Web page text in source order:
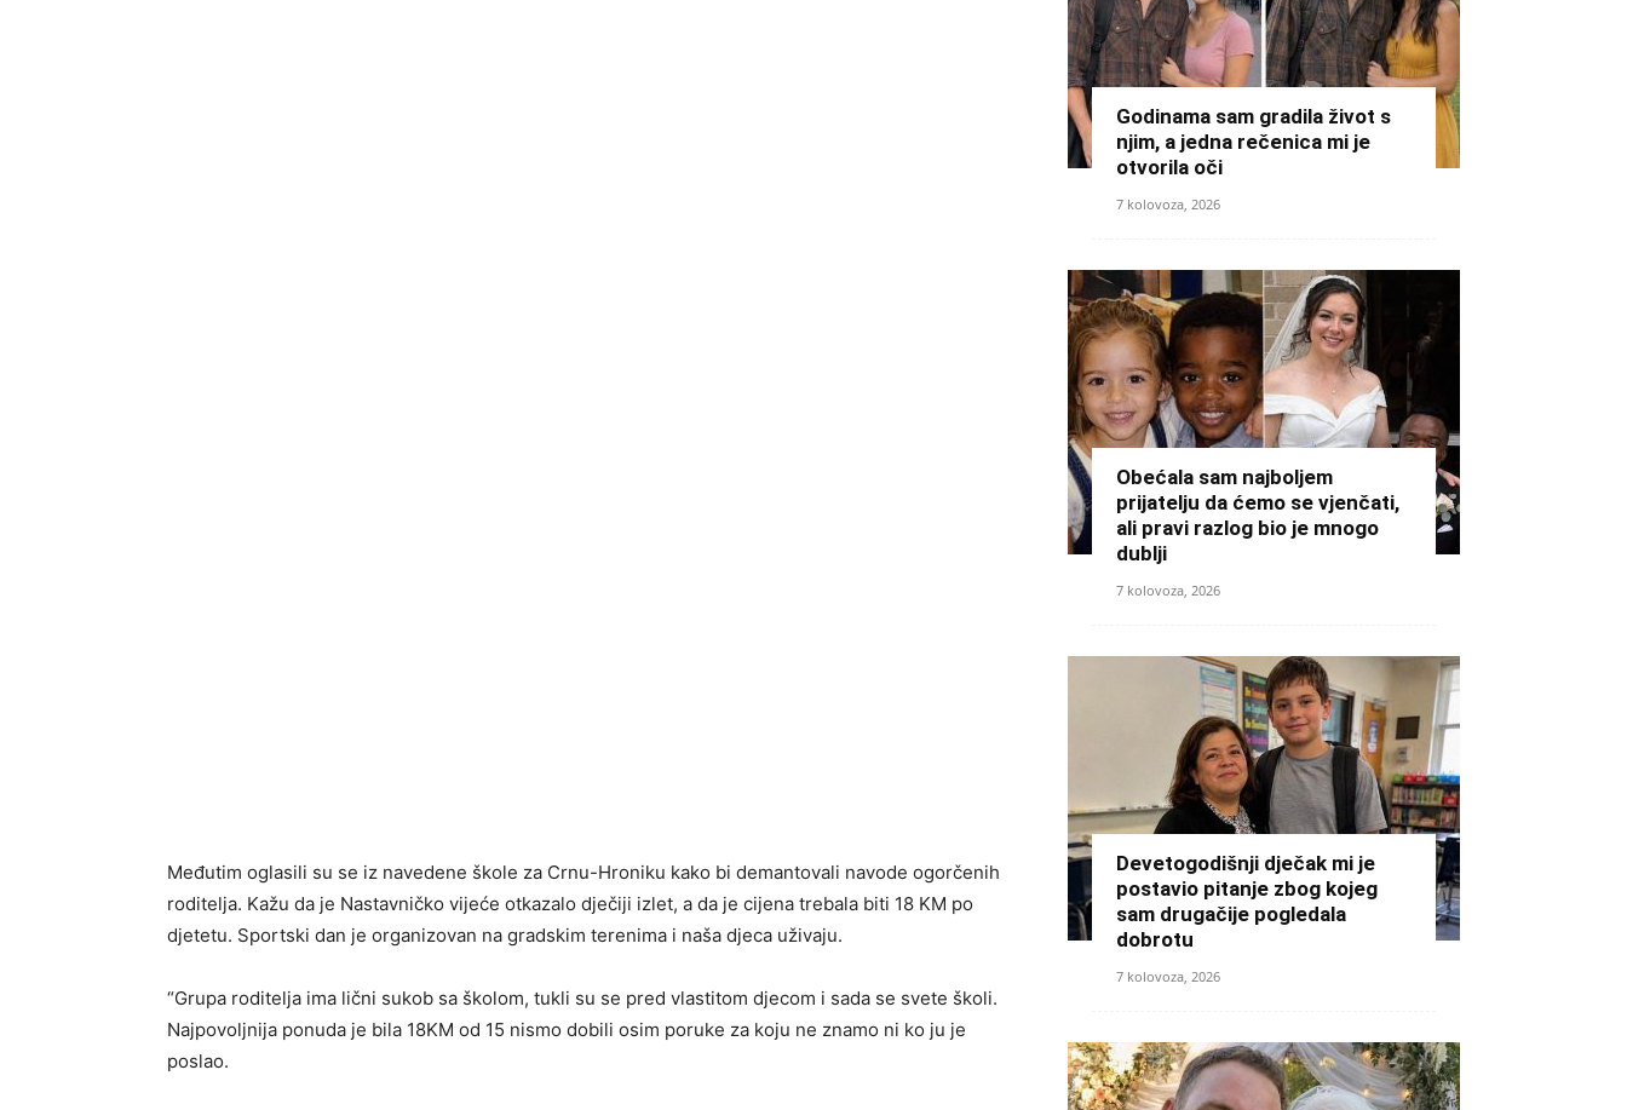
Međutim oglasili su se iz navedene škole za Crnu-Hroniku kako bi demantovali navode ogorčenih
roditelja. Kažu da je Nastavničko vijeće otkazalo dječiji izlet, a da je cijena trebala biti 18 KM po
djetetu. Sportski dan je organizovan na gradskim terenima i naša djeca uživaju.
“Grupa roditelja ima lični sukob sa školom, tukli su se pred vlastitom djecom i sada se svete školi.
Najpovoljnija ponuda je bila 18KM od 15 nismo dobili osim poruke za koju ne znamo ni ko ju je
poslao.
Godinama sam gradila život s
njim, a jedna rečenica mi je
otvorila oči
7 kolovoza, 2026
Obećala sam najboljem
prijatelju da ćemo se vjenčati,
ali pravi razlog bio je mnogo
dublji
7 kolovoza, 2026
Devetogodišnji dječak mi je
postavio pitanje zbog kojeg
sam drugačije pogledala
dobrotu
7 kolovoza, 2026